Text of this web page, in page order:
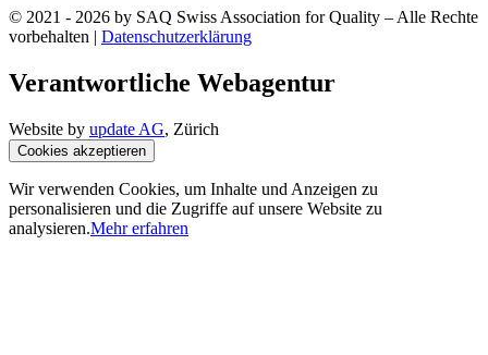
© 2021 - 2026 by SAQ Swiss Association for Quality – Alle Rechte
vorbehalten | Datenschutzerklärung
Verantwortliche Webagentur
Website by update AG, Zürich
Cookies akzeptieren
Wir verwenden Cookies, um Inhalte und Anzeigen zu
personalisieren und die Zugriffe auf unsere Website zu
analysieren.Mehr erfahren